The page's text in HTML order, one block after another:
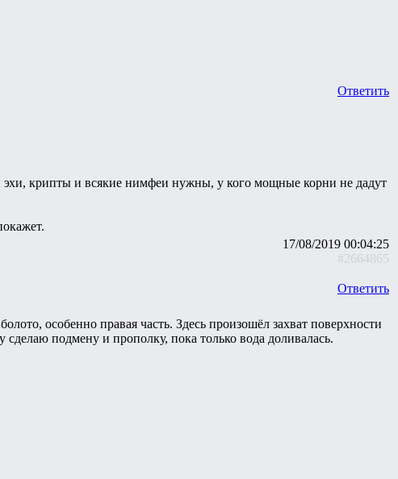
Ответить
эхи, крипты и всякие нимфеи нужны, у кого мощные корни не дадут
17/08/2019 00:04:25
#2664865
Ответить
особенно правая часть. Здесь произошёл захват поверхности
подмену и прополку, пока только вода доливалась.